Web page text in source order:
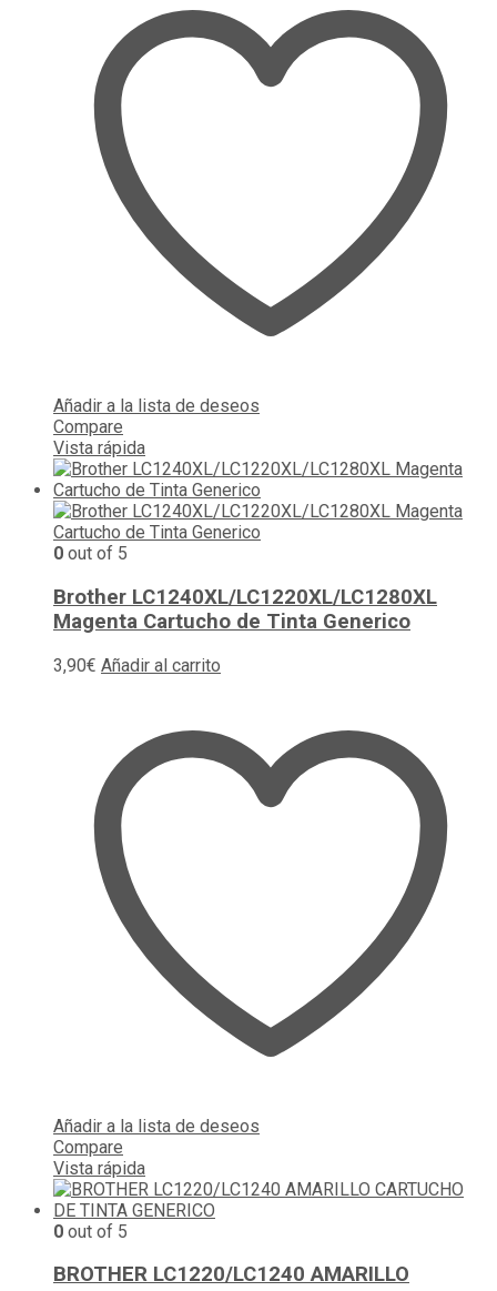
Añadir a la lista de deseos
Compare
Vista rápida
0 out of 5
Brother LC1240XL/LC1220XL/LC1280XL
Magenta Cartucho de Tinta Generico
3,90€ Añadir al carrito
Añadir a la lista de deseos
Compare
Vista rápida
0 out of 5
BROTHER LC1220/LC1240 AMARILLO